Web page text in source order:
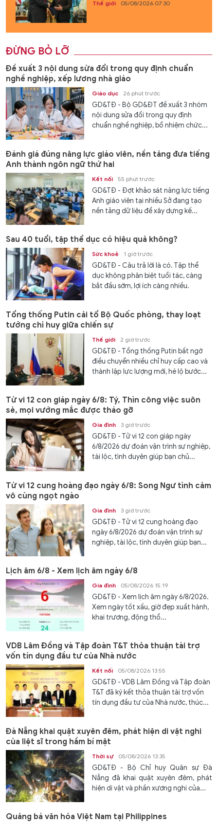
Thế giới 05/08/2026 07:30
ĐỪNG BỎ LỠ
Đề xuất 3 nội dung sửa đổi trong quy định chuẩn
nghề nghiệp, xếp lương nhà giáo
Giáo dục 26 phút trước
GD&TĐ - Bộ GD&ĐT đề xuất 3 nhóm
nội dung sửa đổi trong quy định
chuẩn nghề nghiệp, bổ nhiệm chức...
Đánh giá đúng năng lực giáo viên, nền tảng đưa tiếng
Anh thành ngôn ngữ thứ hai
Kết nối 55 phút trước
GD&TĐ - Đợt khảo sát năng lực tiếng
Anh giáo viên tại nhiều Sở đang tạo
nền tảng dữ liệu để xây dựng kế...
Sau 40 tuổi, tập thể dục có hiệu quả không?
Sức khoẻ 1 giờ trước
GD&TĐ - Câu trả lời là có. Tập thể
dục không phân biệt tuổi tác, càng
bắt đầu sớm, lợi ích càng nhiều.
Tổng thống Putin cải tổ Bộ Quốc phòng, thay loạt
tướng chỉ huy giữa chiến sự
Thế giới 2 giờ trước
GD&TĐ - Tổng thống Putin bất ngờ
điều chuyển nhiều chỉ huy cấp cao và
thành lập lực lượng mới, hé lộ bước...
Tử vi 12 con giáp ngày 6/8: Tý, Thìn công việc suôn
sẻ, mọi vướng mắc được tháo gỡ
Gia đình 3 giờ trước
GD&TĐ - Tử vi 12 con giáp ngày
6/8/2026 dự đoán vận trình sự nghiệp,
tài lộc, tình duyên giúp bạn chủ...
Tử vi 12 cung hoàng đạo ngày 6/8: Song Ngư tình cảm
vô cùng ngọt ngào
Gia đình 3 giờ trước
GD&TĐ - Tử vi 12 cung hoàng đạo
ngày 6/8/2026 dự đoán vận trình sự
nghiệp, tài lộc, tình duyên giúp bạn...
Lịch âm 6/8 - Xem lịch âm ngày 6/8
Gia đình 05/08/2026 15:19
GD&TĐ - Xem lịch âm ngày 6/8/2026.
Xem ngày tốt xấu, giờ đẹp xuất hành,
khai trương, động thổ...
VDB Lâm Đồng và Tập đoàn T&T thỏa thuận tài trợ
vốn tín dụng đầu tư của Nhà nước
Kết nối 05/08/2026 13:55
GD&TĐ - VDB Lâm Đồng và Tập đoàn
T&T đã ký kết thỏa thuận tài trợ vốn
tín dụng đầu tư của Nhà nước, thúc...
Đà Nẵng khai quật xuyên đêm, phát hiện di vật nghi
của liệt sĩ trong hầm bí mật
Thời sự 05/08/2026 13:35
GD&TĐ - Bộ Chỉ huy Quân sự Đà
Nẵng đã khai quật xuyên đêm, phát
hiện di vật và phần xương nghi của...
Quảng bá văn hóa Việt Nam tại Philippines